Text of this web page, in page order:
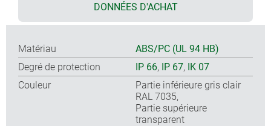
DONNÉES D'ACHAT
Matériau
ABS/PC (UL 94 HB)
Degré de protection
IP 66, IP 67, IK 07
Couleur
Partie inférieure gris clair
RAL 7035,
Partie supérieure
transparent